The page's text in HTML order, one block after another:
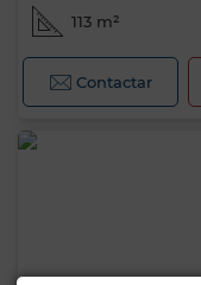
113 m²
Contactar